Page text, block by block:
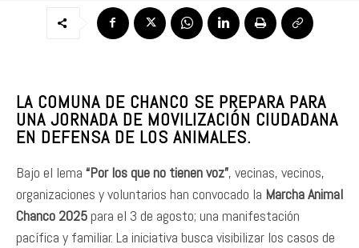
LA COMUNA DE CHANCO SE PREPARA PARA
UNA JORNADA DE MOVILIZACIÓN CIUDADANA
EN DEFENSA DE LOS ANIMALES.
Bajo el lema “Por los que no tienen voz”, vecinas, vecinos,
organizaciones y voluntarios han convocado la Marcha Animal
Chanco 2025para el 3 de agosto; una manifestación
pacífica y familiar. La iniciativa busca visibilizar los casos de